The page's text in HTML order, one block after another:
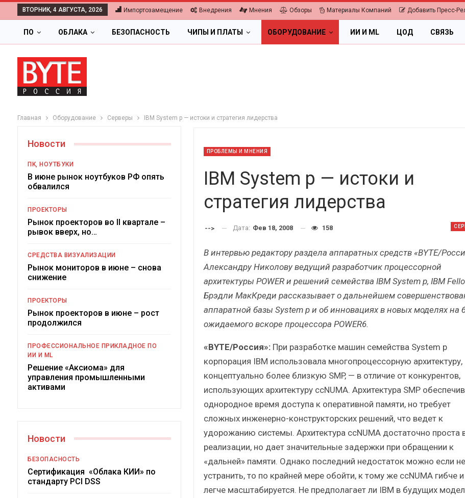
ВТОРНИК, 4 АВГУСТА, 2026 Импортозамещение Внедрения Мнения Обзоры Материалы Компаний Добавить Пресс-
ПО ОБЛАКА БЕЗОПАСНОСТЬ ЧИПЫ И ПЛАТЫ ОБОРУДОВАНИЕ ИИ И ML ЦОД СВЯЗЬ
Главная Оборудование Серверы IBM System p — истоки и стратегия лидерства
ПРОБЛЕМЫ И МНЕНИЯ
IBM System p — истоки и
стратегия лидерства
--> Дата: Фев 18, 2008 158
В интервью редактору раздела аппаратных средств «BYTE/
Александру Николову ведущий разработчик процессорной
архитектуры POWER и решений семейства IBM System p, IBM
Брэдли МакКреди рассказывает о дальнейшем
аппаратной базы System p и об инновациях в новых моделях на
ожидаемого вскоре процессора POWER6.
«BYTE/Россия»:При разработке машин семейства System p
корпорация IBM использовала многопроцессорную архитектуру,
концептуально более близкую SMP, — в отличие от конкурентов,
использующих архитектуру ccNUMA. Архитектура SMP
однородное время доступа к оперативной памяти, но требует
сложных инженерно-конструкторских решений, что ведет к
удорожанию системы. Архитектура ccNUMA достаточно проста
реализации, но дает значительные задержки при обращении к
«дальней» памяти. Однако последний недостаток можно если не
устранить, то по крайней мере обойти, к тому же ccNUMA гибче и
легче масштабируется. Не предполагает ли IBM в будущих
Новости
ПК, НОУТБУКИ
В июне рынок ноутбуков РФ опять
обвалился
ПРОЕКТОРЫ
Рынок проекторов во II квартале –
рывок вверх, но…
СРЕДСТВА ВИЗУАЛИЗАЦИИ
Рынок мониторов в июне – снова
снижение
ПРОЕКТОРЫ
Рынок проекторов в июне – рост
продолжился
ПРОФЕССИОНАЛЬНОЕ ПРИКЛАДНОЕ ПО
ИИ И ML
Решение «Аксиома» для
управления промышленными
активами
Новости
БЕЗОПАСНОСТЬ
Сертификация «Облака КИИ» по
стандарту PCI DSS
Цифровая экономика 2026.
Краткий статистический
российский рынок ИБП?
Итоги и Бестселлеры
ИБП
Часть II.
Отрасль ИБП в
рынка ИБП